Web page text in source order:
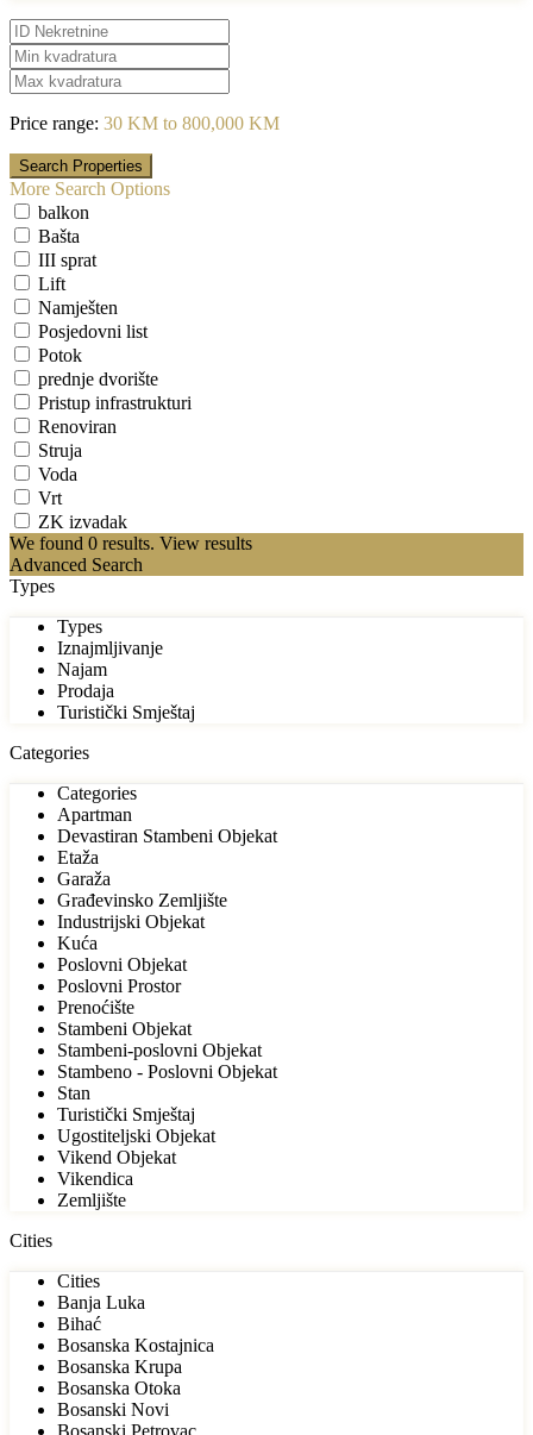
Price range: 30 KM to 800,000 KM
More Search Options
balkon
Bašta
III sprat
Lift
Namješten
Posjedovni list
Potok
prednje dvorište
Pristup infrastrukturi
Renoviran
Struja
Voda
Vrt
ZK izvadak
We found 0 results. View results
Advanced Search
Types
Types
Iznajmljivanje
Najam
Prodaja
Turistički Smještaj
Categories
Categories
Apartman
Devastiran Stambeni Objekat
Etaža
Garaža
Građevinsko Zemljište
Industrijski Objekat
Kuća
Poslovni Objekat
Poslovni Prostor
Prenoćište
Stambeni Objekat
Stambeni-poslovni Objekat
Stambeno - Poslovni Objekat
Stan
Turistički Smještaj
Ugostiteljski Objekat
Vikend Objekat
Vikendica
Zemljište
Cities
Cities
Banja Luka
Bihać
Bosanska Kostajnica
Bosanska Krupa
Bosanska Otoka
Bosanski Novi
Bosanski Petrovac